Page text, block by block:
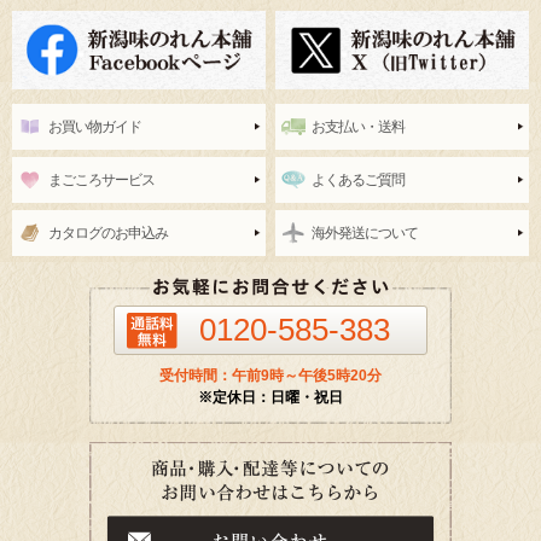
お買い物ガイド お支払い・送料
まごころサービス よくあるご質問
カタログのお申込み 海外発送について
0120-585-383
受付時間：午前9時～午後5時20分
※定休日：日曜・祝日